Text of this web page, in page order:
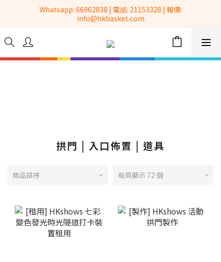
全港No.1一站式設備租售及採購服務供應商
info@hkbasket.com
全港No.1一站式設備租售及採購服務供應商
拱門 | 入口佈置 | 道具
商品排序 每頁顯示 72 個